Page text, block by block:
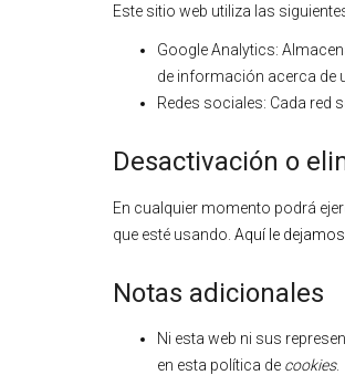
Este sitio web utiliza las
Google Analytics:
de información acerca de
Redes sociales: Cada red
Desactivación o
En cualquier momento podrá
que esté usando. Aquí le
Notas adicionales
Ni esta web ni sus
en esta política de cookies.